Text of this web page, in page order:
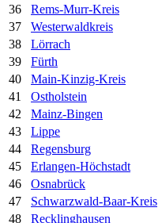
36
Rems-Murr-Kreis
37
Westerwaldkreis
38
Lörrach
39
Fürth
40
Main-Kinzig-Kreis
41
Ostholstein
42
Mainz-Bingen
43
Lippe
44
Regensburg
45
Erlangen-Höchstadt
46
Osnabrück
47
Schwarzwald-Baar-Kreis
48
Recklinghausen